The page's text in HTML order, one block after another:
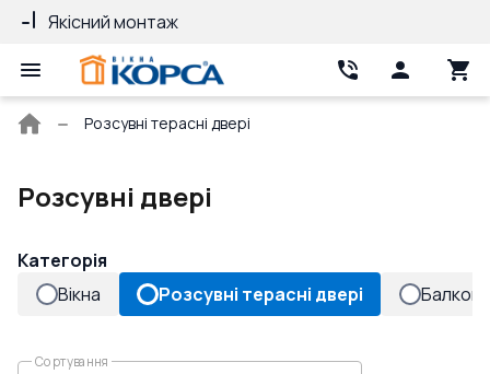
Якісний монтаж
Головна
Розсувні терасні двері
Розсувні двері
Категорія
Вікна
Розсувні терасні двері
Сортування